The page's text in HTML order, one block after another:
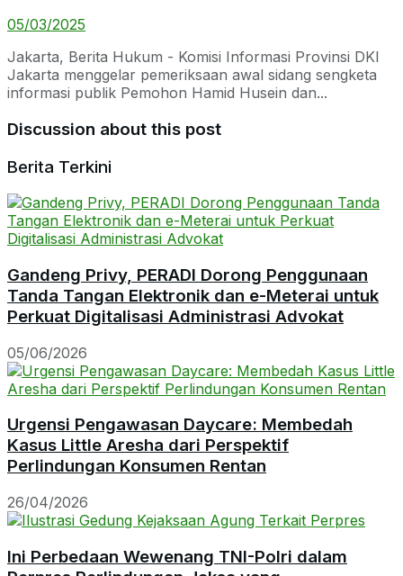
05/03/2025
Jakarta, Berita Hukum - Komisi Informasi Provinsi DKI
Jakarta menggelar pemeriksaan awal sidang sengketa
informasi publik Pemohon Hamid Husein dan...
Discussion about this post
Berita Terkini
Gandeng Privy, PERADI Dorong Penggunaan
Tanda Tangan Elektronik dan e-Meterai untuk
Perkuat Digitalisasi Administrasi Advokat
05/06/2026
Urgensi Pengawasan Daycare: Membedah
Kasus Little Aresha dari Perspektif
Perlindungan Konsumen Rentan
26/04/2026
Ini Perbedaan Wewenang TNI-Polri dalam